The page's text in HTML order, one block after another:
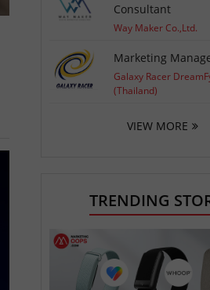
Consultant
Way Maker Co.,Ltd.
Marketing
Galaxy Racer
(Thailand)
VIEW MORE
TRENDING